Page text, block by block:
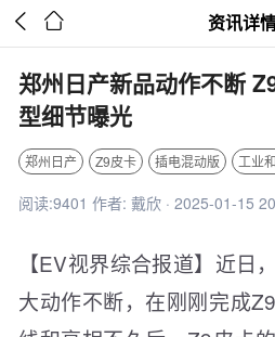
  资讯详
郑州日产新品动作不断
型细节曝光
郑州日产 Z9皮卡 插电混动版 工业
阅读:9401 作者: 戴欣 · 2025-01-15
【EV视界综合报道】近日
大动作不断，在刚刚完成